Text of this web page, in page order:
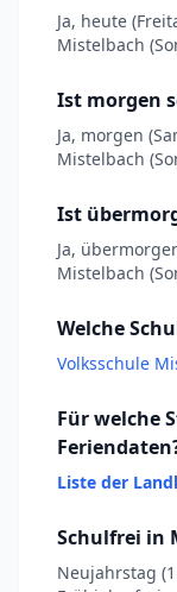
Ja, heute
Mistelbach
Ist morgen
Ja, morgen
Mistelbach
Ist
Ja,
Mistelbach
Welche
Volksschule
Für welche
Liste der
Schulfrei in
Neujahrstag